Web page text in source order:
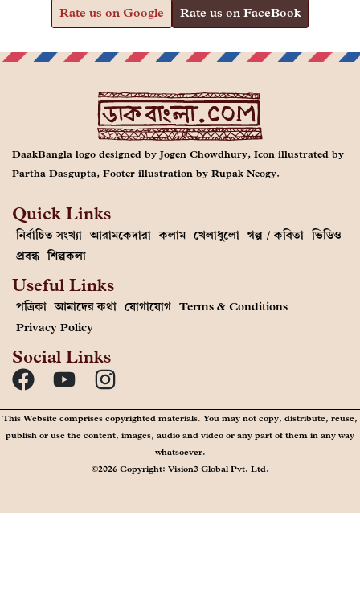
Rate us on Google Rate us on FaceBook
DaakBangla logo designed by Jogen Chowdhury, Icon illustrated by
Partha Dasgupta, Footer illustration by Rupak Neogy.
Quick Links
নির্বাচিত সংখ্যা আরামকেদারা কলাম খেলাধুলো গল্প / কবিতা ভিডিও
প্রবন্ধ শিল্পকলা
Useful Links
পত্রিকা আমাদের কথা যোগাযোগ Terms & Conditions
Privacy Policy
Social Links
This Website comprises copyrighted materials. You may not copy, distribute, reuse,
publish or use the content, images, audio and video or any part of them in any way
whatsoever.
©2026 Copyright: Vision3 Global Pvt. Ltd.